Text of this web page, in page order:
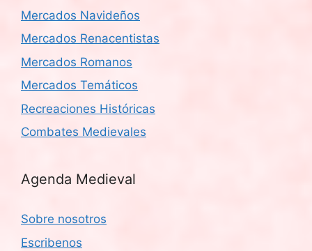
Mercados Navideños
Mercados Renacentistas
Mercados Romanos
Mercados Temáticos
Recreaciones Históricas
Combates Medievales
Agenda Medieval
Sobre nosotros
Escribenos